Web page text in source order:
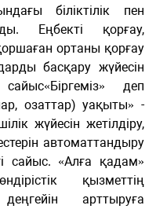
біліктілік пен
Еңбекті қорғау,
ортаны қорғау
басқару жүйесін
деп
озаттар) уақыты» -
жүйесін жетілдіру,
автоматтандыру
сайыс. «Алға қадам»
қызметтің
арттыруға